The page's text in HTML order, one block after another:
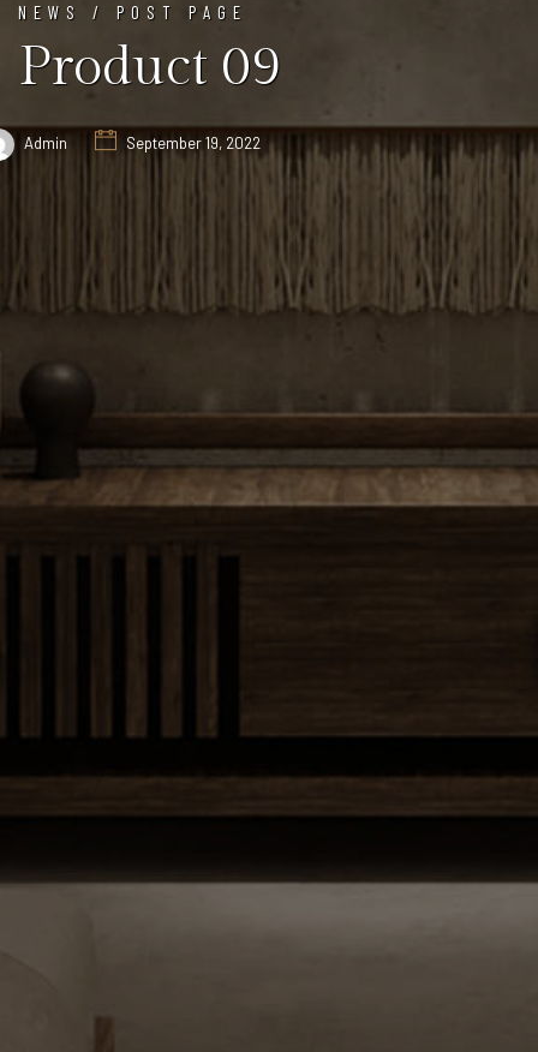
NEWS / POST PAGE
Product 09
Admin September 19, 2022